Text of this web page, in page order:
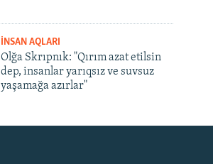
İNSAN AQLARI
Olğa Skrıpnık: "Qırım azat etilsin
dep, insanlar yarıqsız ve suvsuz
yaşamağa azırlar"